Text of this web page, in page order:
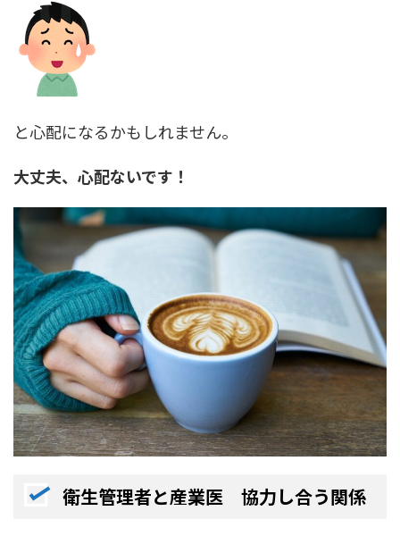
と心配になるかもしれません。
大丈夫、心配ないです！
衛生管理者と産業医 協力し合う関係